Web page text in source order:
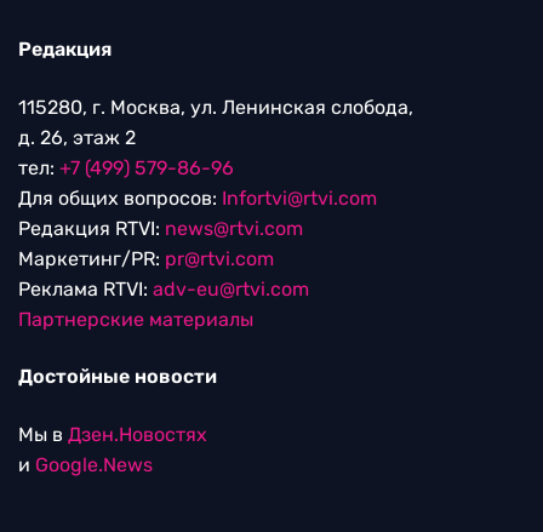
Редакция
115280, г. Москва, ул. Ленинская слобода,
д. 26, этаж 2
тел: +7 (499) 579-86-96
Для общих вопросов: Infortvi@rtvi.com
Редакция RTVI: news@rtvi.com
Маркетинг/PR: pr@rtvi.com
Реклама RTVI: adv-eu@rtvi.com
Партнерские материалы
Достойные новости
Мы в Дзен.Новостях
и Google.News